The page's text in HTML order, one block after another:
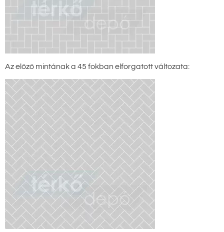
Az előző mintának a 45 fokban elforgatott változata: